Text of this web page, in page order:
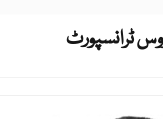
ٹرانسپورٹ